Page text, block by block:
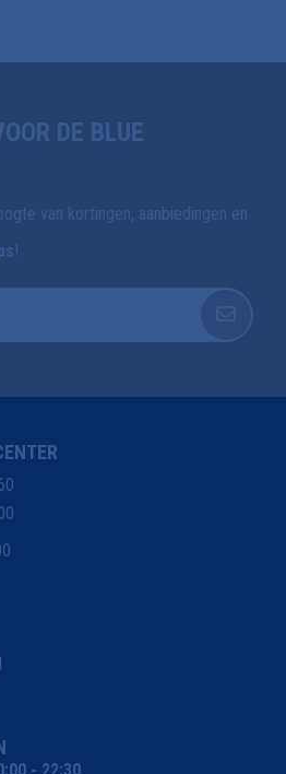
DE BLUE
van kortingen, aanbiedingen en
!